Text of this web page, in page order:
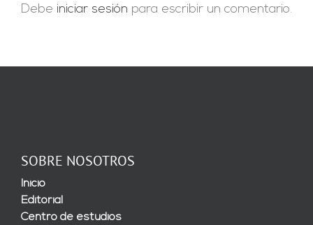
Debe iniciar sesión para escribir un comentario.
SOBRE NOSOTROS
Inicio
Editorial
Centro de estudios